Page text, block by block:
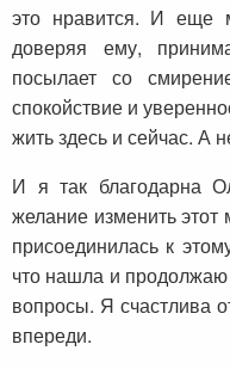
это нравится. И еще
доверяя ему,
посылает со
спокойствие и
жить здесь и сейчас.
И я так благодарна
желание изменить
присоединилась к
что нашла и продолжаю
вопросы. Я счастлива
впереди.